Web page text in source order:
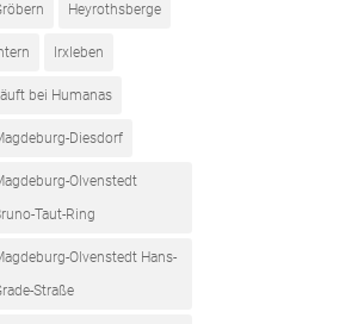
Heyrothsberge
Irxleben
bei Humanas
Diesdorf
Olvenstedt
Taut-Ring
Olvenstedt Hans-
Straße